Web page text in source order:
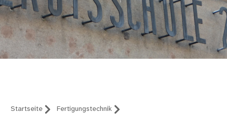
Startseite
Fertigungstechnik